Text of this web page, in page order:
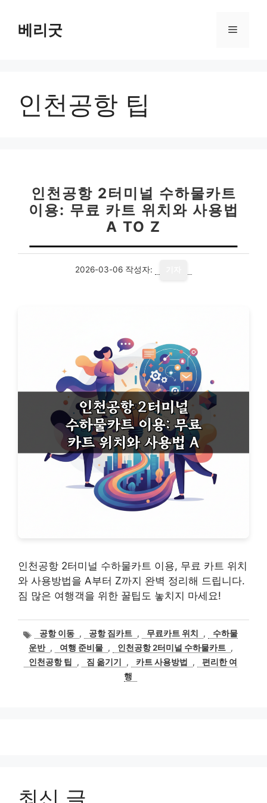
베리굿 메
인천공항 팁
인천공항 2터미널 수하물카트
이용: 무료 카트 위치와 사용법
A TO Z
2026-03-06 작성자:
인천공항 2터미널 수하물카트 이용, 무료 카트 위치
와 사용방법을 A부터 Z까지 완벽 정리해 드립니다.
짐 많은 여행객을 위한 꿀팁도 놓치지 마세요!
태
그
공항 이동 , 공항 짐카트 , 무료카트 위치 ,
수하물
운반 , 여행 준비물 , 인천공항 2터미널 수하물카트 ,
인천공항 팁
, 짐 옮기기 , 카트 사용방법 ,
편리한 여
행
최신 글